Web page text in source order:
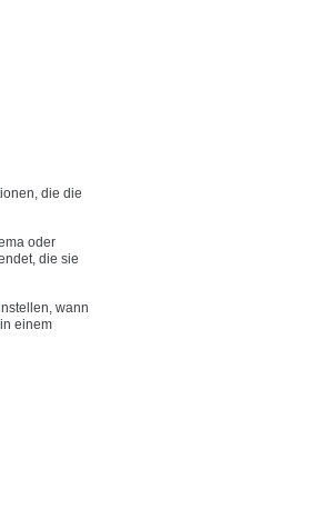
die die
oder
die sie
wann
einem